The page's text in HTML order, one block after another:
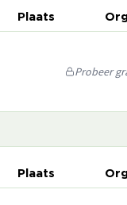
Plaats
Probeer
Plaats